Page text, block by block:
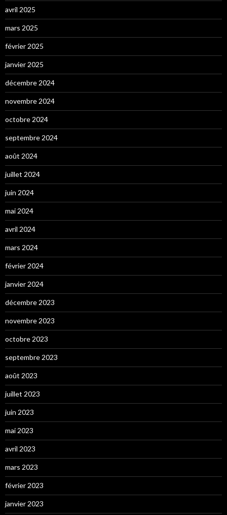
avril 2025
mars 2025
février 2025
janvier 2025
décembre 2024
novembre 2024
octobre 2024
septembre 2024
août 2024
juillet 2024
juin 2024
mai 2024
avril 2024
mars 2024
février 2024
janvier 2024
décembre 2023
novembre 2023
octobre 2023
septembre 2023
août 2023
juillet 2023
juin 2023
mai 2023
avril 2023
mars 2023
février 2023
janvier 2023